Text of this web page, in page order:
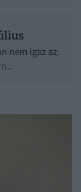
nem igaz az,